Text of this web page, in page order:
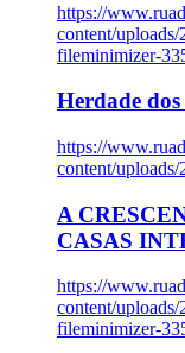
https://
content/
fileminimizer-
Herdade
https://
content/
A
CASAS
https://
content/
fileminimizer-